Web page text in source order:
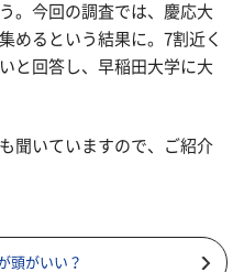
。今回の調査では、慶応大
めるという結果に。7割近く
と回答し、早稲田大学に大
聞いていますので、ご紹介
頭がいい？